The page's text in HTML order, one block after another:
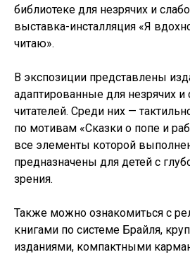
библиотеке для незрячих и
выставка-инсталляция «Я
читаю».
В экспозиции представлены
адаптированные для незрячих
читателей. Среди них —
по мотивам «Сказки о попе и
все элементы которой
предназначены для детей с
зрения.
Также можно ознакомиться с
книгами по системе Брайля,
изданиями, компактными